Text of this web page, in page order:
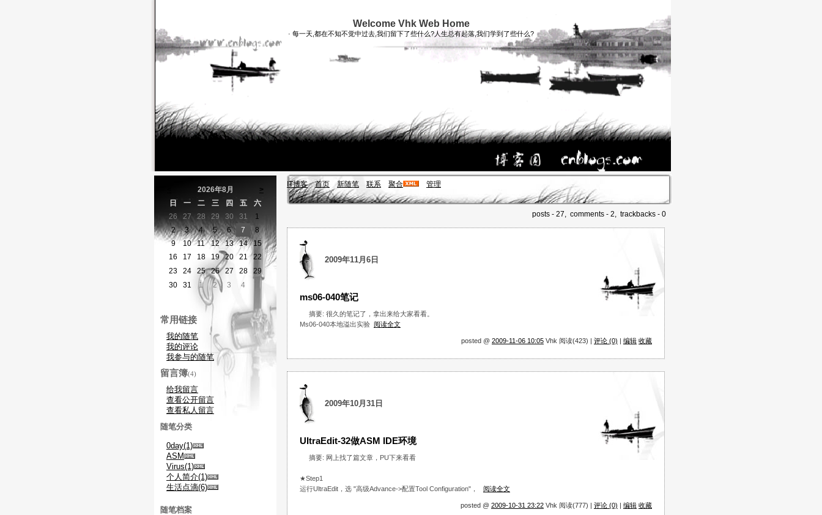
Welcome Vhk Web Home
· 每一天,都在不知不觉中过去,我们留下了些什么?人生总有起落,我们学到了些什么?
IT博客 首页 新随笔 联系 聚合 管理
posts - 27, comments - 2, trackbacks - 0
2009年11月6日
ms06-040笔记
摘要: 很久的笔记了，拿出来给大家看看。
Ms06-040本地溢出实验 阅读全文
posted @ 2009-11-06 10:05 Vhk 阅读(423) | 评论 (0) | 编辑 收藏
2009年10月31日
UItraEdit-32做ASM IDE环境
摘要: 网上找了篇文章，PU下来看看
★Step1
运行UltraEdit，选 "高级Advance->配置Tool Configuration"， 阅读全文
posted @ 2009-10-31 23:22 Vhk 阅读(777) | 评论 (0) | 编辑 收藏
2026年8月
>
日
一 二 三 四 五
六
26
27 28 29 30 31
1
2
3 4 5 6 7
8
9
10 11 12 13 14
15
16
17 18 19 20 21
22
23
24 25 26 27 28
29
30
31 1 2 3 4
常用链接
我的随笔
我的评论
我参与的随笔
留言簿(4)
给我留言
查看公开留言
查看私人留言
随笔分类
0day(1)
ASM
Virus(1)
个人简介(1)
生活点滴(6)
随笔档案